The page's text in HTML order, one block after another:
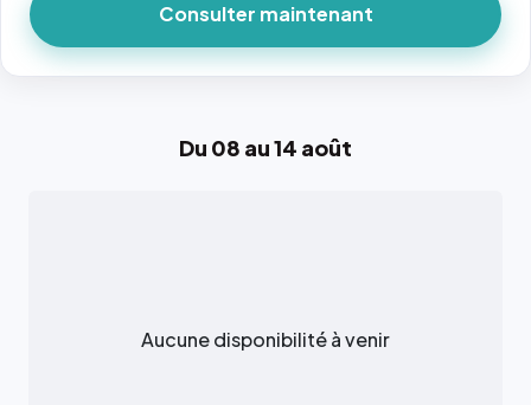
Du 08 au 14 août
Aucune disponibilité à venir
Consulter maintenant